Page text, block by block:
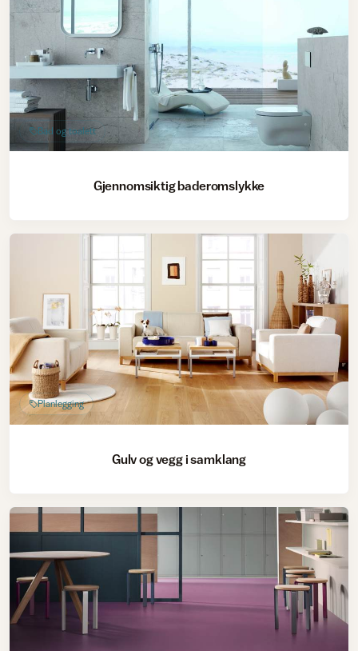
Bad og toalett
Gjennomsiktig baderomslykke
Planlegging
Gulv og vegg i samklang